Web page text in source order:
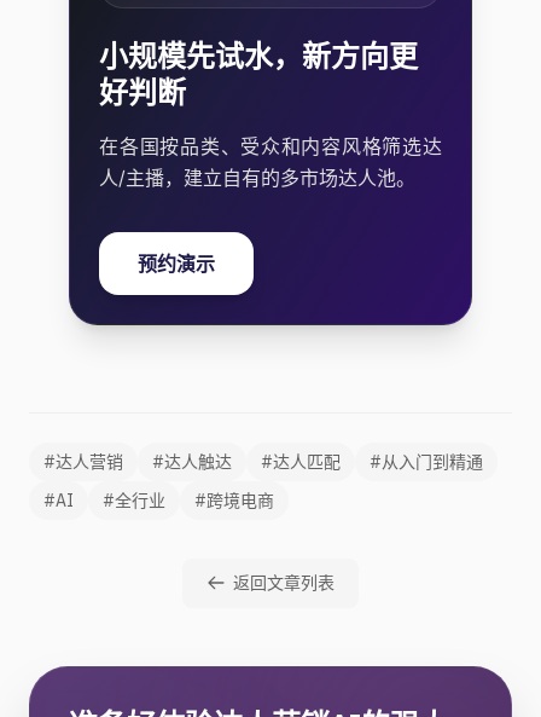
小规模先试水，新方向更
好判断
在各国按品类、受众和内容风格筛选达
人/主播，建立自有的多市场达人池。
预约演示
#达人营销 #达人触达 #达人匹配
#从入门到精通
#AI
#全行业 #跨境电商
返回文章列表